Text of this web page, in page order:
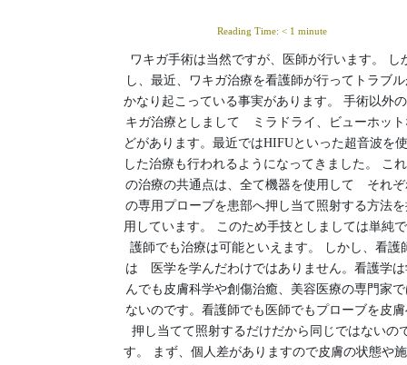
Reading Time: < 1 minute
ワキガ手術は当然ですが、医師が行います。 し
し、最近、ワキガ治療を看護師が行ってトラブ
かなり起こっている事実があります。 手術以外
キガ治療としまして ミラドライ、ビューホット
どがあります。最近ではHIFUといった超音波を
した治療も行われるようになってきました。 こ
の治療の共通点は、全て機器を使用して それぞ
の専用プローブを患部へ押し当て照射する方法
用しています。 このため手技としましては単純
護師でも治療は可能といえます。 しかし、看護
は 医学を学んだわけではありません。看護学は
んでも皮膚科学や創傷治癒、美容医療の専門家
ないのです。看護師でも医師でもプローブを皮
押し当てて照射するだけだから同じではないの
す。 まず、個人差がありますので皮膚の状態や